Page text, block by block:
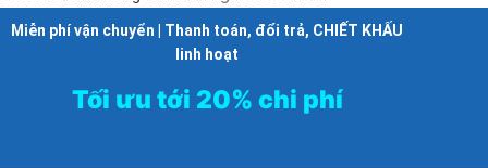
Miễn phí vận chuyển | Thanh toán, đổi trả, CHIẾT KHẤU
linh hoạt
Tối ưu tới 20% chi phí